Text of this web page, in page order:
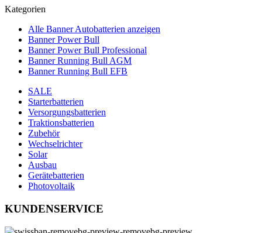
Kategorien
Alle Banner Autobatterien anzeigen
Banner Power Bull
Banner Power Bull Professional
Banner Running Bull AGM
Banner Running Bull EFB
SALE
Starterbatterien
Versorgungsbatterien
Traktionsbatterien
Zubehör
Wechselrichter
Solar
Ausbau
Gerätebatterien
Photovoltaik
KUNDENSERVICE